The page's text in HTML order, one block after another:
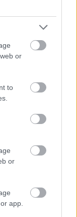
or
to
or
app.
utódja a Red